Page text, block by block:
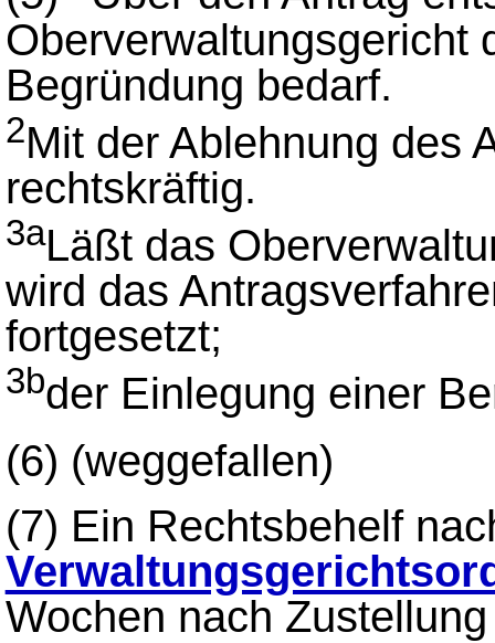
Oberverwaltungsgericht
Begründung bedarf.
2Mit der Ablehnung des
rechtskräftig.
3aLäßt das
wird das
fortgesetzt;
3bder Einlegung einer
(6) (weggefallen)
(7) Ein Rechtsbehelf
Wochen nach